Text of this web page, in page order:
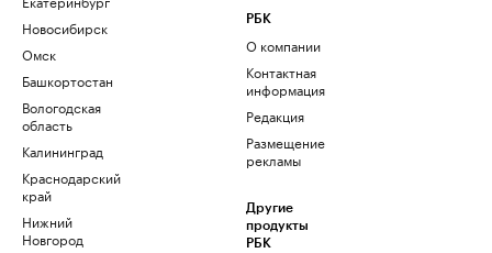
Новосибирск
Омск
Башкортостан
Вологодская
область
Калининград
Краснодарский
край
Нижний
Новгород
РБК
О компании
Контактная
информация
Редакция
Размещение
рекламы
Другие
продукты
РБК